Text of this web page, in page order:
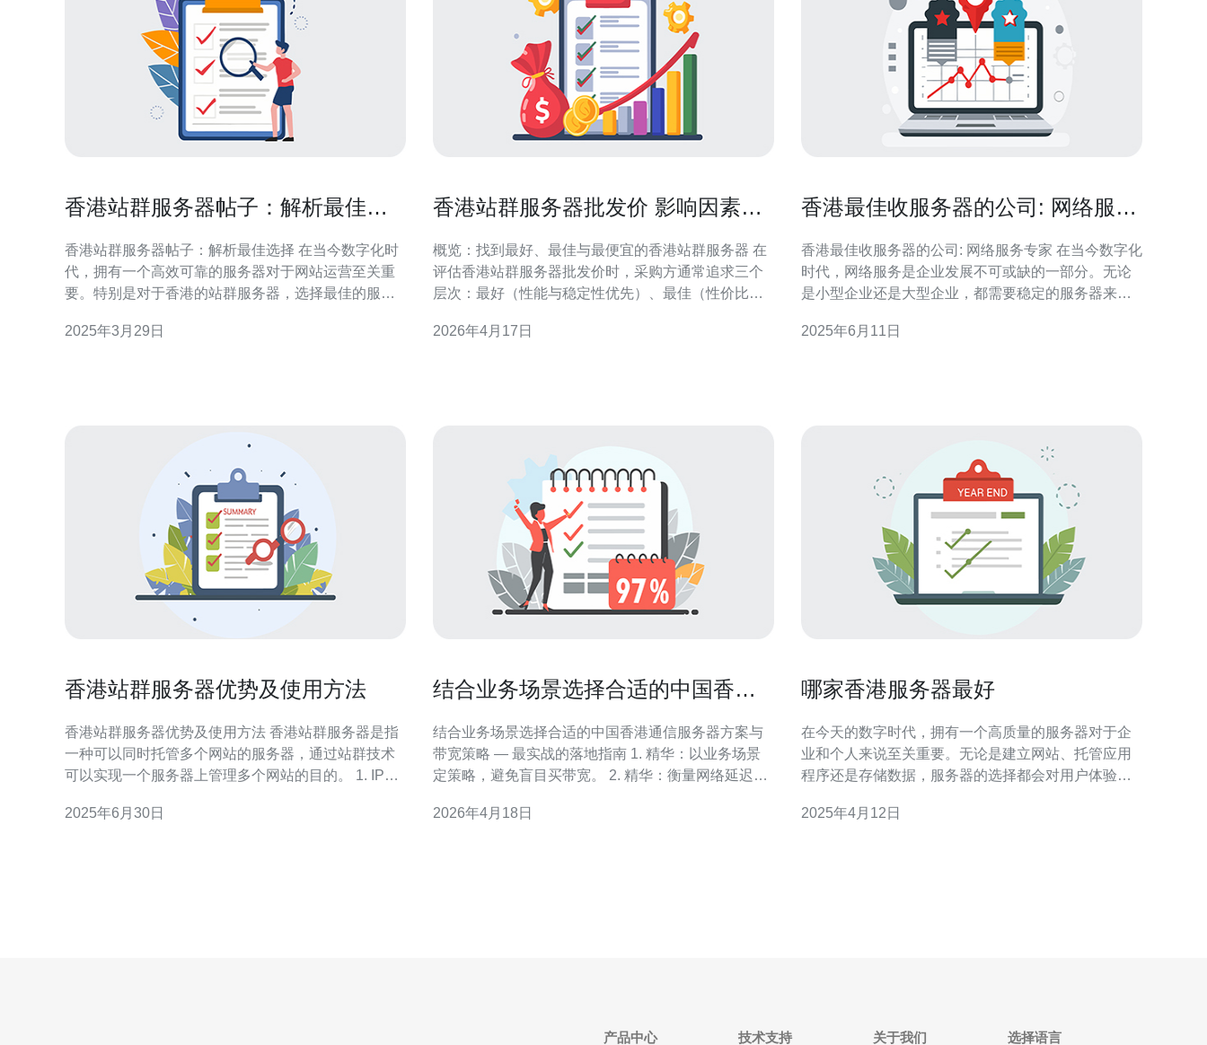
香港站群服务器帖子：解析最佳选
香港站群服务器帖子：解析最佳选择 在当今数字化时
代，拥有一个高效可靠的服务器对于网站运营至关重
要。特别是对于香港的站群服务器，选择最佳的服务
群服务器是一种可以托管多个网站的服务器。它提供
2025年3月29日
香港站群服务器批发价 影响因素与
概览：找到最好、最佳与最便宜的香港站群服务器 在
评估香港站群服务器批发价时，采购方通常追求三个
层次：最好（性能与稳定性优先）、最佳（性价比平
间做出选择，必须先了解香港市场的价格结构、资源
2026年4月17日
香港最佳收服务器的公司: 网络服务
香港最佳收服务器的公司: 网络服务专家 在当今数字化
时代，网络服务是企业发展不可或缺的一部分。无论
是小型企业还是大型企业，都需要稳定的服务器来支
务器托管服务，帮助企业保持其在线业务的稳定性和
2025年6月11日
香港站群服务器优势及使用方法
香港站群服务器优势及使用方法 香港站群服务器是指
一种可以同时托管多个网站的服务器，通过站群技术
可以实现一个服务器上管理多个网站的目的。 1. IP分
地址，避免被搜索引擎认为是作弊行为。 2. 稳定性：
2025年6月30日
结合业务场景选择合适的中国香港
结合业务场景选择合适的中国香港通信服务器方案与
带宽策略 — 最实战的落地指南 1. 精华：以业务场景
定策略，避免盲目买带宽。 2. 精华：衡量网络延迟、
DDoS防护和合规性当作基础投资，而非可选项。 在
2026年4月18日
哪家香港服务器最好
在今天的数字时代，拥有一个高质量的服务器对于企
业和个人来说至关重要。无论是建立网站、托管应用
程序还是存储数据，服务器的选择都会对用户体验和
心，香港成为了一个备受追捧的服务器托管地点。 香
2025年4月12日
产品中心 技术支持 关于我们 选择语言